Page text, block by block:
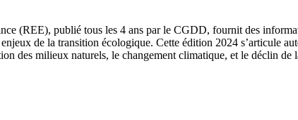
(REE), publié tous les 4 ans par le CGDD, fournit des
de la transition écologique. Cette édition 2024 s’articule
des milieux naturels, le changement climatique, et le déclin de